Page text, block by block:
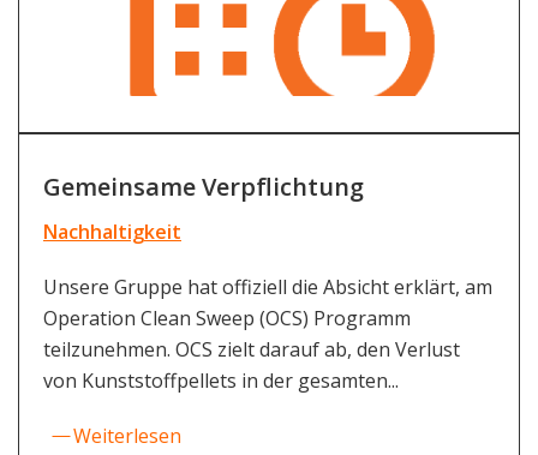
Gemeinsame Verpflichtung
Nachhaltigkeit
Unsere Gruppe hat offiziell die Absicht erklärt, am
Operation Clean Sweep (OCS) Programm
teilzunehmen. OCS zielt darauf ab, den Verlust
von Kunststoffpellets in der gesamten...
Weiterlesen